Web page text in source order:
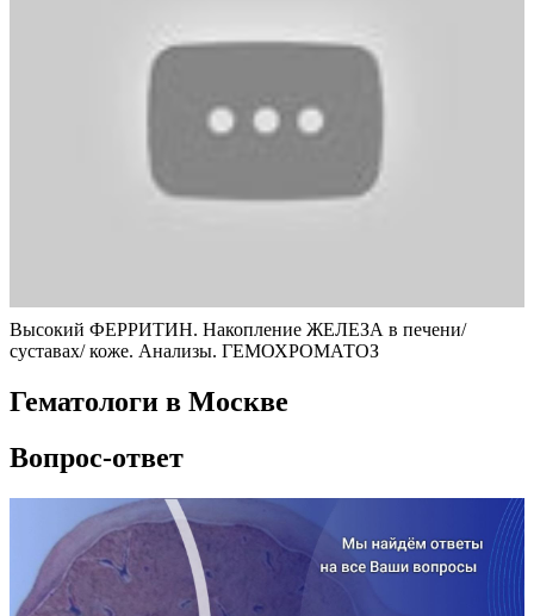
Высокий ФЕРРИТИН. Накопление ЖЕЛЕЗА в печени/
суставах/ коже. Анализы. ГЕМОХРОМАТОЗ
Гематологи в Москве
Вопрос-ответ